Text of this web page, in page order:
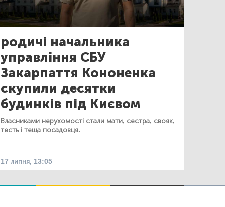
родичі начальника
управління СБУ
Закарпаття Кононенка
скупили десятки
будинків під Києвом
Власниками нерухомості стали мати, сестра, свояк,
тесть і теща посадовця.
17 липня, 13:05